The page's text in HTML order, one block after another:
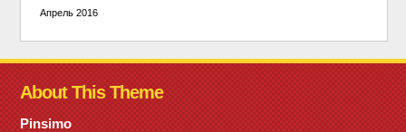
Апрель 2016
About This Theme
Pinsimo